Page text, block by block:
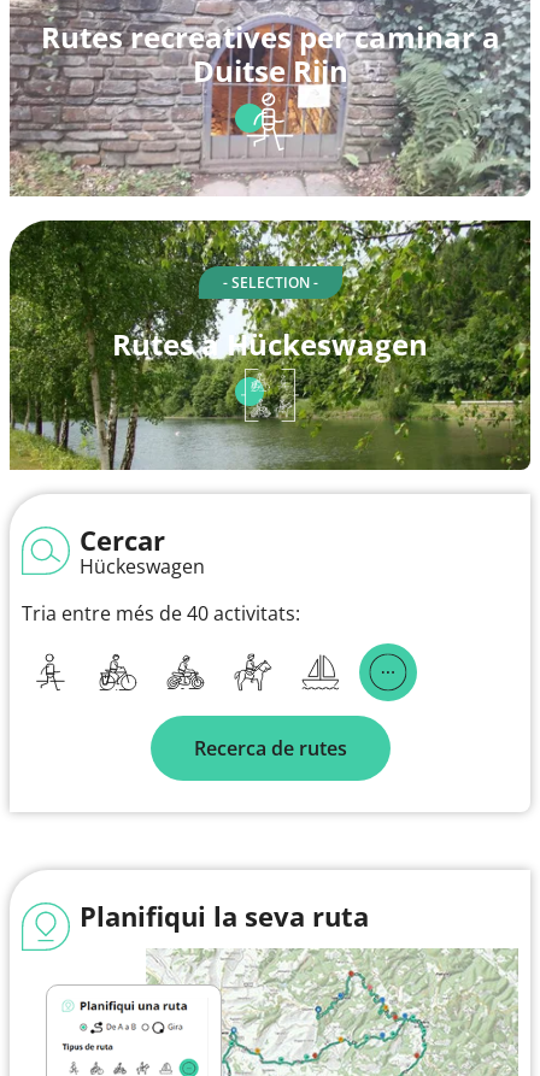
Rutes recreatives per caminar a
Duitse Rijn
- SELECTION -
Rutes a Hückeswagen
Cercar
Hückeswagen
Tria entre més de 40 activitats:
Recerca de rutes
Planifiqui la seva ruta